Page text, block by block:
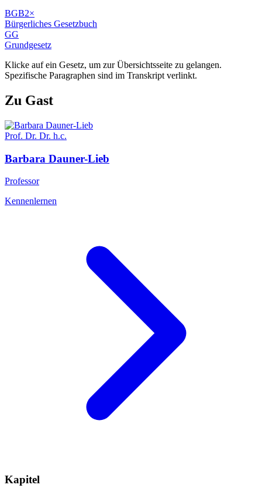
BGB2×
Bürgerliches Gesetzbuch
GG
Grundgesetz
Klicke auf ein Gesetz, um zur Übersichtsseite zu gelangen.
Spezifische Paragraphen sind im Transkript verlinkt.
Zu Gast
Prof. Dr. Dr. h.c.
Barbara Dauner-Lieb
Professor
Kennenlernen
Kapitel